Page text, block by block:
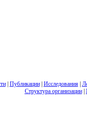
| Публикации| Исследования|
Структура организации|